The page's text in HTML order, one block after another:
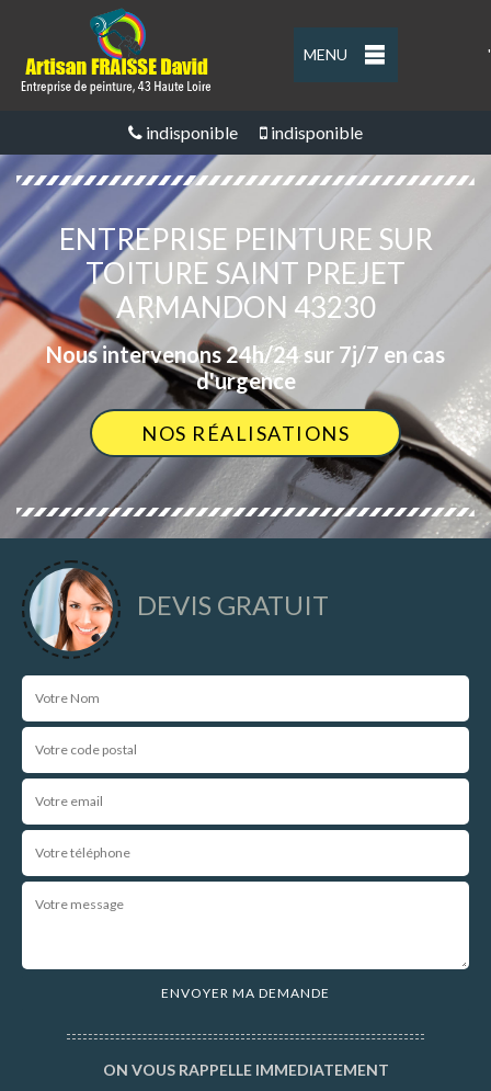
MENU '
indisponible indisponible
ENTREPRISE PEINTURE SUR
TOITURE SAINT PREJET
ARMANDON 43230
Nous intervenons 24h/24 sur 7j/7 en cas
d'urgence
NOS RÉALISATIONS
DEVIS GRATUIT
ON VOUS RAPPELLE IMMEDIATEMENT